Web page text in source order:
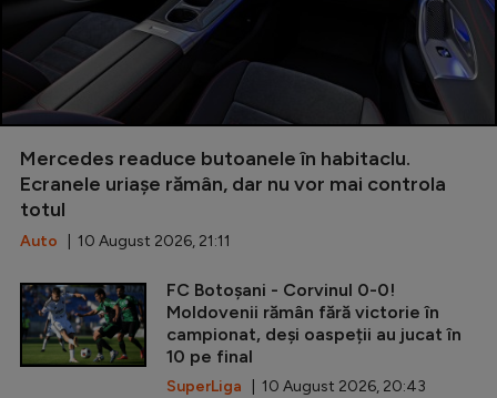
Mercedes readuce butoanele în habitaclu.
Ecranele uriașe rămân, dar nu vor mai controla
totul
Auto | 10 August 2026, 21:11
FC Botoșani - Corvinul 0-0!
Moldovenii rămân fără victorie în
campionat, deși oaspeții au jucat în
10 pe final
SuperLiga | 10 August 2026, 20:43